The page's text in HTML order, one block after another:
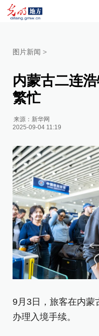
图片新闻 >
内蒙古二连
繁忙
来源： 新华网
2025-09-04 11:19
9月3日，旅客在内蒙
办理入境手续。